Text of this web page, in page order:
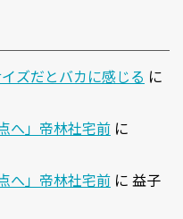
ズだとバカに感じる に
へ」帝林社宅前 に
へ」帝林社宅前 に 益子